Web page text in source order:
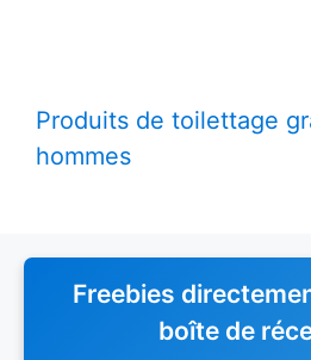
Produits de toilettage
hommes
Freebies
boîte de